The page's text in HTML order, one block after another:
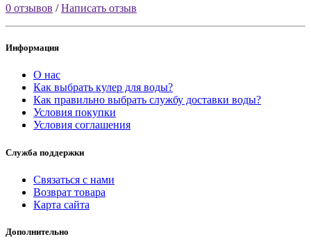
0 отзывов /Написать отзыв
Информация
О нас
Как выбрать кулер для воды?
Как правильно выбрать службу доставки воды?
Условия покупки
Условия соглашения
Служба поддержки
Связаться с нами
Возврат товара
Карта сайта
Дополнительно